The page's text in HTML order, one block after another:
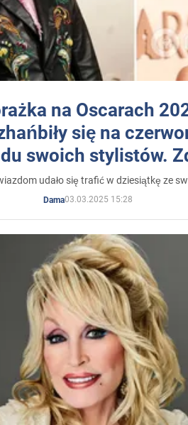
na Oscarach
się na
swoich stylistów.
udało się trafić w dziesiątkę ze
Dama03.03.2025 15:28